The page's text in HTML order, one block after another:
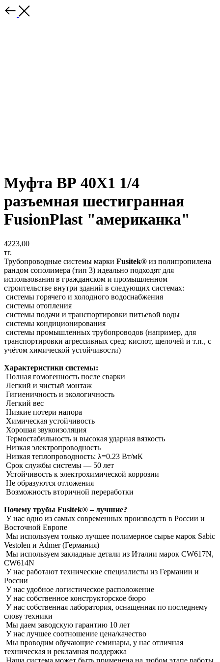
Муфта ВР 40Х1 1/4
разъемная шестигранная
FusionPlast "американка"
4223,00
тг.
Трубопроводные системы марки Fusitek® из полипропилена
рандом сополимера (тип 3) идеально подходят для
использования в гражданском и промышленном
строительстве внутри зданий в следующих системах:
системы горячего и холодного водоснабжения
системы отопления
системы подачи и транспортировки питьевой воды
системы кондиционирования
системы промышленных трубопроводов (например, для
транспортировки агрессивных сред: кислот, щелочей и т.п., с
учётом химической устойчивости)
Характеристики системы:
Полная гомогенность после сварки
Легкий и чистый монтаж
Гигиеничность и экологичность
Легкий вес
Низкие потери напора
Химическая устойчивость
Хорошая звукоизоляция
Термостабильность и высокая ударная вязкость
Низкая электропроводность
Низкая теплопроводность: λ=0.23 Вт/мК
Срок службы системы ― 50 лет
Устойчивость к электрохимической коррозии
Не образуются отложения
Возможность вторичной переработки
Почему трубы Fusitek® – лучшие?
У нас одно из самых современных производств в России и
Восточной Европе
Мы используем только лучшее полимерное сырье марок Sabic
Vestolen и Admer (Германия)
Мы используем закладные детали из Италии марок CW617N,
CW614N
У нас работают технические специалисты из Германии и
России
У нас удобное логистическое расположение
У нас собственное конструкторское бюро
У нас собственная лаборатория, оснащенная по последнему
слову техники
Мы даем заводскую гарантию 10 лет
У нас лучшее соотношение цена/качество
Мы проводим обучающие семинары, у нас отличная
техническая и рекламная поддержка
Наша система может быть применена на любом этапе работы